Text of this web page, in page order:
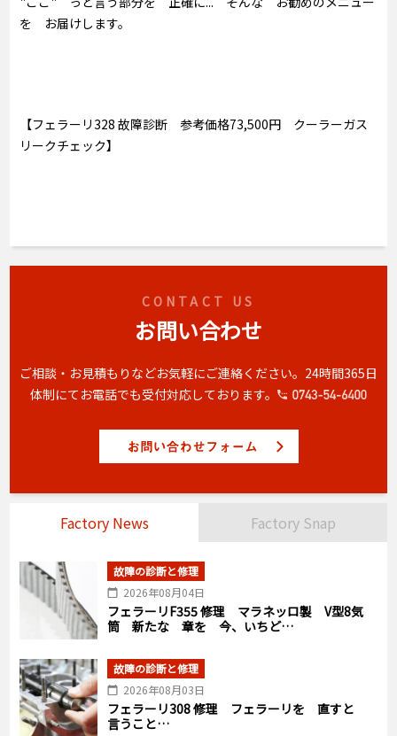
を お届けします。
【フェラーリ328 故障診断 参考価格73,500円 クーラーガス
リークチェック】
CONTACT US
お問い合わせ
ご相談・お見積もりなどお気軽にご連絡ください。 24時間365日
体制にてお電話でも受付対応しております。
Factory News Factory Snap
故障の診断と修理
2026年08月04日
フェラーリF355 修理 マラネッロ製 V型8気
筒 新たな 章を 今、いちど…
故障の診断と修理
2026年08月03日
フェラーリ308 修理 フェラーリを 直すと
言うこと…